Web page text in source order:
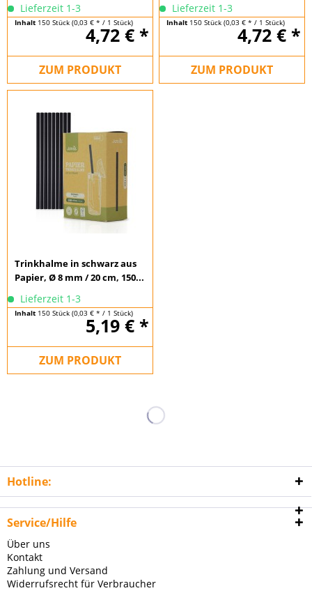
Lieferzeit 1-3
Inhalt 150 Stück(0,03 € * / 1 Stück)
4,72 € *
ZUM PRODUKT
Lieferzeit 1-3
Inhalt 150 Stück(0,03 € * / 1 Stück)
4,72 € *
ZUM PRODUKT
Trinkhalme in schwarz aus
Papier, Ø 8 mm / 20 cm, 150...
Lieferzeit 1-3
Inhalt 150 Stück(0,03 € * / 1 Stück)
5,19 € *
ZUM PRODUKT
Hotline:
Service/Hilfe
Über uns
Kontakt
Zahlung und Versand
Widerrufsrecht für Verbraucher